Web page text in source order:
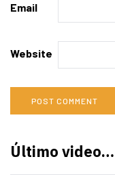
Email
Website
Último video…